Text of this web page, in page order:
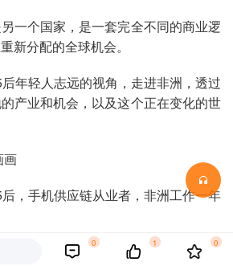
一个国家，是一套完全不同的商业逻
新分配的全球机会。
年轻人志远的视角，走进非洲，透过
产业和机会，以及这个正在变化的世
画
，手机供应链从业者，非洲工作一年
0 1 0